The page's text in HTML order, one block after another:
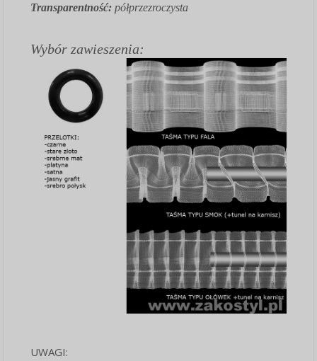
Transparentność: półprzezroczysta
Wybór zawieszenia:
UWAGI: